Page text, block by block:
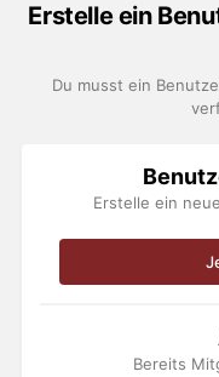
Erstelle ein
Du musst ein
Erstelle ein
Bereits